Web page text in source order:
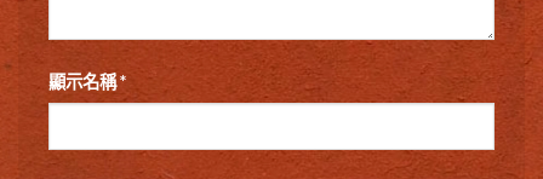
顯示名稱*